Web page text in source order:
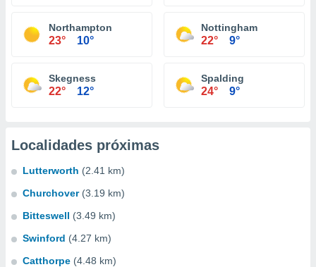
Northampton
23° 10°
Nottingham
22° 9°
Skegness
22° 12°
Spalding
24° 9°
Localidades próximas
Lutterworth (2.41 km)
Churchover (3.19 km)
Bitteswell (3.49 km)
Swinford (4.27 km)
Catthorpe (4.48 km)